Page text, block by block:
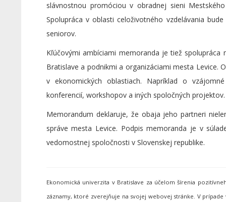
slávnostnou promóciou v obradnej sieni
Spolupráca v oblasti celoživotného vzdelávania
seniorov.
Kľúčovými ambíciami memoranda je tiež spolupráca
Bratislave a podnikmi a organizáciami mesta Levice.
v ekonomických oblastiach. Napríklad o
konferencií, workshopov a iných spoločných projektov.
Memorandum deklaruje, že obaja jeho partneri
správe mesta Levice. Podpis memoranda je v
vedomostnej spoločnosti v Slovenskej republike.
Ekonomická univerzita v Bratislave za účelom šírenia
záznamy, ktoré zverejňuje na svojej webovej stránke. V